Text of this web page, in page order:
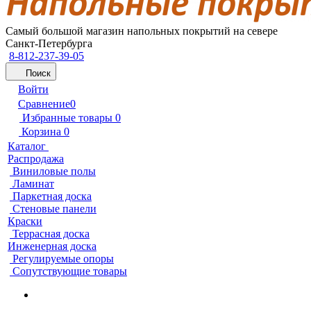
Самый большой магазин напольных покрытий на севере
Санкт-Петербурга
8-812-237-39-05
Поиск
Войти
Сравнение0
Избранные товары 0
Корзина 0
Каталог
Распродажа
Виниловые полы
Ламинат
Паркетная доска
Стеновые панели
Краски
Террасная доска
Инженерная доска
Регулируемые опоры
Сопутствующие товары